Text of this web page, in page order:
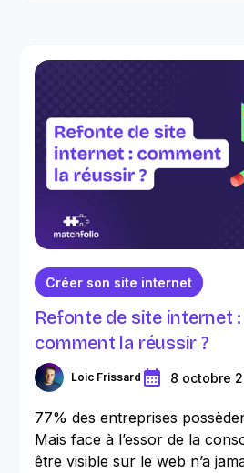
Créer son site internet
Refonte de site internet
comment la réussir ?
Loic Frissard 8 octobre
77% des entreprises
Mais face à l’essor de la
être visible sur le web n’a